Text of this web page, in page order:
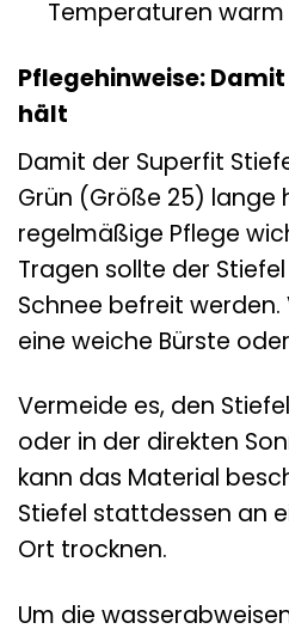
Temperaturen
Pflegehinweise:
hält
Damit der Superfit
Grün (Größe 25) lange
regelmäßige Pflege
Tragen sollte der
Schnee befreit
eine weiche Bürste
Vermeide es, den
oder in der direkten
kann das Material
Stiefel stattdessen an
Ort trocknen.
Um die